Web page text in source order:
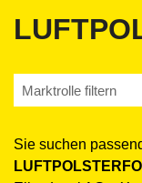
Marktrolle filtern
Sie suchen